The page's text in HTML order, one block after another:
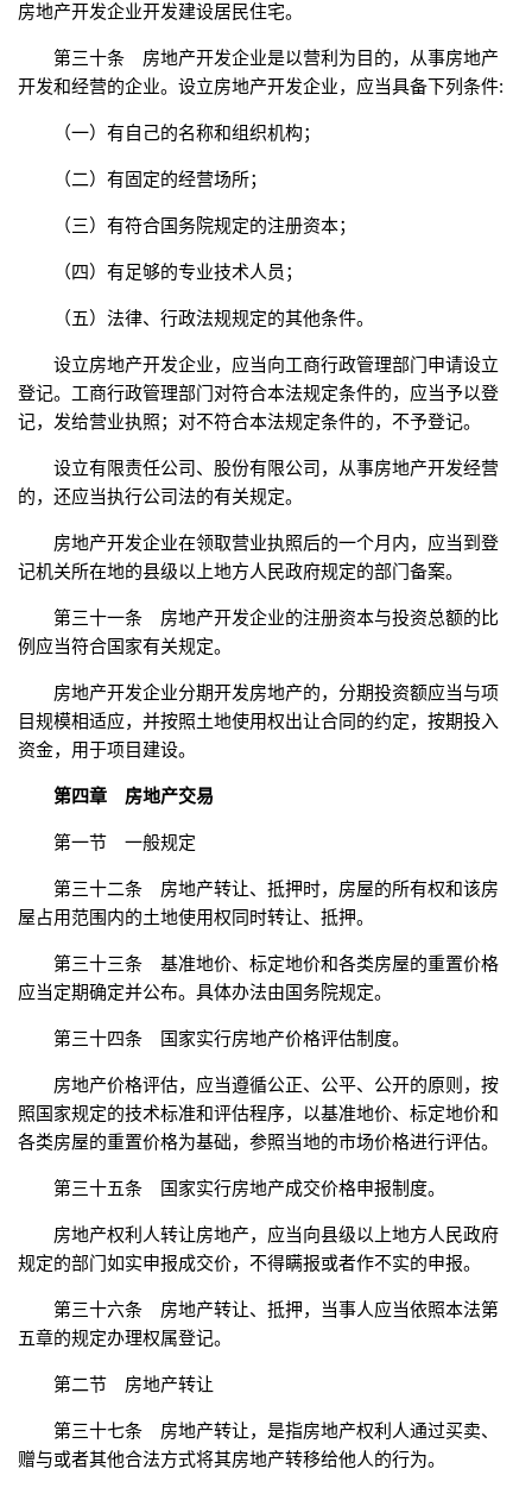
房地产开发企业开发建设居民住宅。
第三十条 房地产开发企业是以营利为目的，从事房地产
开发和经营的企业。设立房地产开发企业，应当具备下列条件:
（一）有自己的名称和组织机构；
（二）有固定的经营场所；
（三）有符合国务院规定的注册资本；
（四）有足够的专业技术人员；
（五）法律、行政法规规定的其他条件。
设立房地产开发企业，应当向工商行政管理部门申请设立
登记。工商行政管理部门对符合本法规定条件的，应当予以登
记，发给营业执照；对不符合本法规定条件的，不予登记。
设立有限责任公司、股份有限公司，从事房地产开发经营
的，还应当执行公司法的有关规定。
房地产开发企业在领取营业执照后的一个月内，应当到登
记机关所在地的县级以上地方人民政府规定的部门备案。
第三十一条 房地产开发企业的注册资本与投资总额的比
例应当符合国家有关规定。
房地产开发企业分期开发房地产的，分期投资额应当与项
目规模相适应，并按照土地使用权出让合同的约定，按期投入
资金，用于项目建设。
第四章 房地产交易
第一节 一般规定
第三十二条 房地产转让、抵押时，房屋的所有权和该房
屋占用范围内的土地使用权同时转让、抵押。
第三十三条 基准地价、标定地价和各类房屋的重置价格
应当定期确定并公布。具体办法由国务院规定。
第三十四条 国家实行房地产价格评估制度。
房地产价格评估，应当遵循公正、公平、公开的原则，按
照国家规定的技术标准和评估程序，以基准地价、标定地价和
各类房屋的重置价格为基础，参照当地的市场价格进行评估。
第三十五条 国家实行房地产成交价格申报制度。
房地产权利人转让房地产，应当向县级以上地方人民政府
规定的部门如实申报成交价，不得瞒报或者作不实的申报。
第三十六条 房地产转让、抵押，当事人应当依照本法第
五章的规定办理权属登记。
第二节 房地产转让
第三十七条 房地产转让，是指房地产权利人通过买卖、
赠与或者其他合法方式将其房地产转移给他人的行为。